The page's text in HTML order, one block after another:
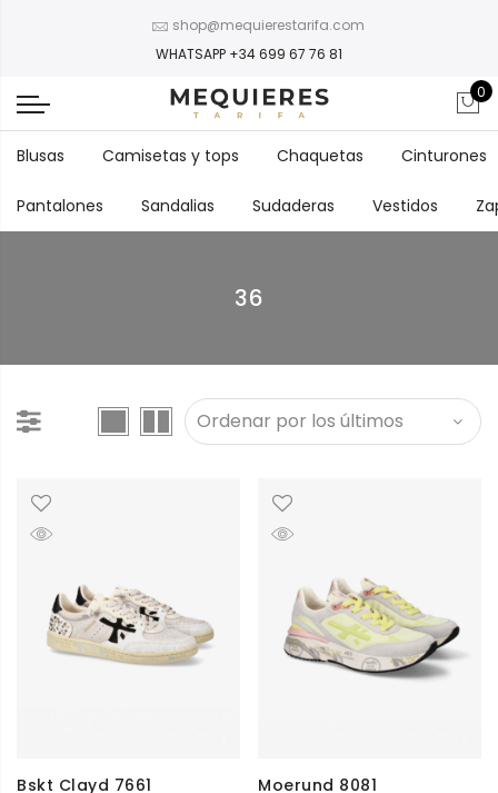
shop@mequierestarifa.com
WHATSAPP +34 699 67 76 81
0
Blusas Camisetas y tops Chaquetas Cinturones
Pantalones Sandalias Sudaderas Vestidos
36
Bskt Clayd 7661
Moerund 8081